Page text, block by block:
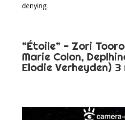
denying.
“Étoile” - Zori
Marie Colon,
Elodie Verheyden)